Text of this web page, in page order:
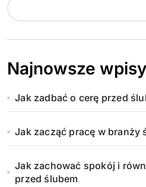
Najnowsze wpisy
Jak zadbać o cerę przed
Jak zacząć pracę w branży
Jak zachować spokój i
przed ślubem